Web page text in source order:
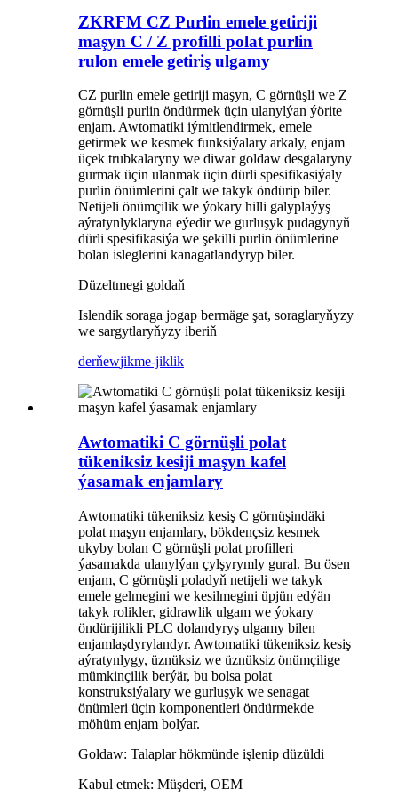
ZKRFM CZ Purlin emele getiriji
maşyn C / Z profilli polat purlin
rulon emele getiriş ulgamy
CZ purlin emele getiriji maşyn, C görnüşli we Z
görnüşli purlin öndürmek üçin ulanylýan ýörite
enjam. Awtomatiki iýmitlendirmek, emele
getirmek we kesmek funksiýalary arkaly, enjam
üçek trubkalaryny we diwar goldaw desgalaryny
gurmak üçin ulanmak üçin dürli spesifikasiýaly
purlin önümlerini çalt we takyk öndürip biler.
Netijeli önümçilik we ýokary hilli galyplaýyş
aýratynlyklaryna eýedir we gurluşyk pudagynyň
dürli spesifikasiýa we şekilli purlin önümlerine
bolan isleglerini kanagatlandyryp biler.
Düzeltmegi goldaň
Islendik soraga jogap bermäge şat, soraglaryňyzy
we sargytlaryňyzy iberiň
derňewjikme-jiklik
Awtomatiki C görnüşli polat
tükeniksiz kesiji maşyn kafel
ýasamak enjamlary
Awtomatiki tükeniksiz kesiş C görnüşindäki
polat maşyn enjamlary, bökdençsiz kesmek
ukyby bolan C görnüşli polat profilleri
ýasamakda ulanylýan çylşyrymly gural. Bu ösen
enjam, C görnüşli poladyň netijeli we takyk
emele gelmegini we kesilmegini üpjün edýän
takyk rolikler, gidrawlik ulgam we ýokary
öndürijilikli PLC dolandyryş ulgamy bilen
enjamlaşdyrylandyr. Awtomatiki tükeniksiz kesiş
aýratynlygy, üznüksiz we üznüksiz önümçilige
mümkinçilik berýär, bu bolsa polat
konstruksiýalary we gurluşyk we senagat
önümleri üçin komponentleri öndürmekde
möhüm enjam bolýar.
Goldaw: Talaplar hökmünde işlenip düzüldi
Kabul etmek: Müşderi, OEM